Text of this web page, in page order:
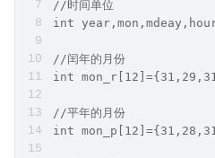
//时间单位
int
//闰年的月份
int
//平年的月份
int